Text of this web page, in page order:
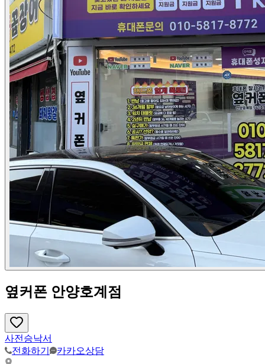
옆커폰 안양호계점
사전승낙서
전화하기
카카오상담